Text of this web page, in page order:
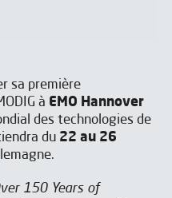
sa première
à EMO Hannover
des technologies de
du 22 au 26
150 Years of